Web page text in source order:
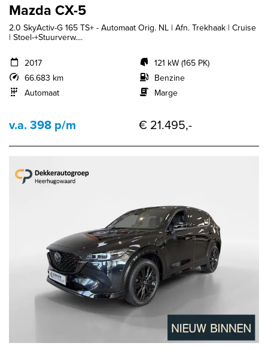
Mazda CX-5
2.0 SkyActiv-G 165 TS+ - Automaat Orig. NL | Afn. Trekhaak | Cruise
| Stoel-+Stuurverw....
2017
66.683 km
Automaat
121 kW (165 PK)
Benzine
Marge
v.a. 398 p/m € 21.495,-